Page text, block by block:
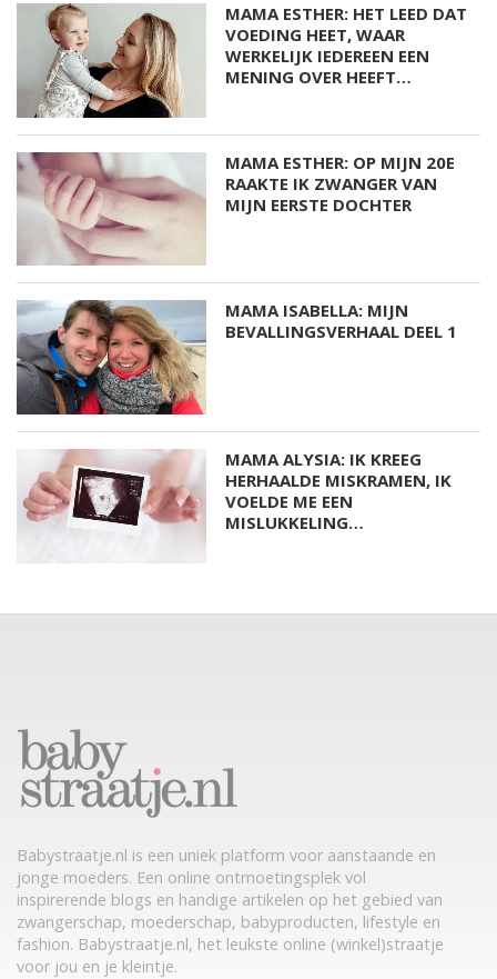
MAMA ESTHER: HET LEED DAT
VOEDING HEET, WAAR
WERKELIJK IEDEREEN EEN
MENING OVER HEEFT…
MAMA ESTHER: OP MIJN 20E
RAAKTE IK ZWANGER VAN
MIJN EERSTE DOCHTER
MAMA ISABELLA: MIJN
BEVALLINGSVERHAAL DEEL 1
MAMA ALYSIA: IK KREEG
HERHAALDE MISKRAMEN, IK
VOELDE ME EEN
MISLUKKELING…
Babystraatje.nl is een uniek platform voor aanstaande en
jonge moeders. Een online ontmoetingsplek vol
inspirerende blogs en handige artikelen op het gebied van
zwangerschap, moederschap, babyproducten, lifestyle en
fashion. Babystraatje.nl, het leukste online (winkel)straatje
voor jou en je kleintje.